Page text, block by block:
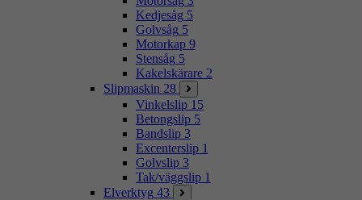
Kedjesåg 5
Golvsåg 5
Motorkap 9
Stensåg 5
Kakelskärare 2
Slipmaskin 28
Vinkelslip 15
Betongslip 5
Bandslip 3
Excenterslip 1
Golvslip 3
Tak/väggslip 1
Elverktyg 43